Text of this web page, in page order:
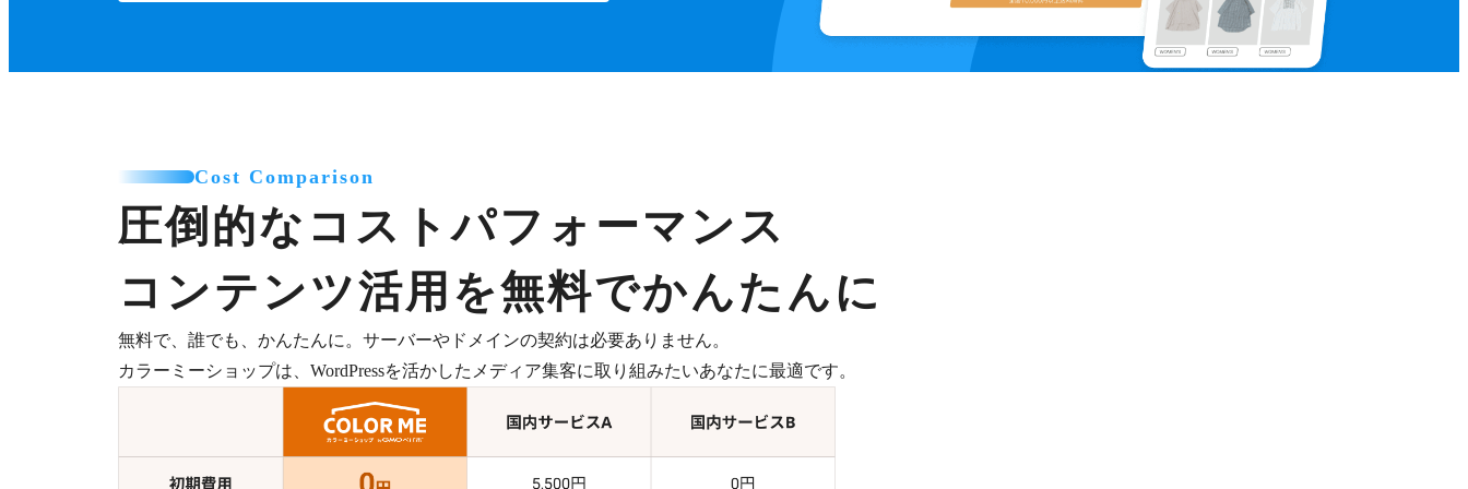
Cost Comparison
圧倒的なコストパフォーマンス
コンテンツ活用を無料でかんたんに
無料で、誰でも、かんたんに。サーバーやドメインの契約は必要ありません。
カラーミーショップは、WordPressを活かしたメディア集客に取り組みたいあなたに最適です。